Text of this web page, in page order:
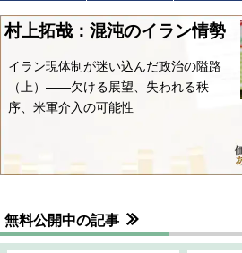
村上拓哉：混沌のイラン情勢
イラン現体制が迷い込んだ政治の隘路
（上）――欠ける展望、失われる秩
序、米軍介入の可能性
無料公開中の記事